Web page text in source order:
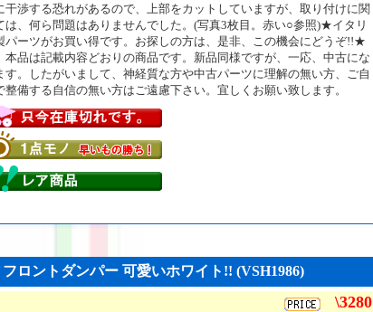
干渉する恐れがあるので、上部をカットしていますが、取り付けに関
は、何ら問題はありませんでした。(写真3枚目。赤い○参照)★イタリ
パーツがお買い得です。お探しの方は、是非、この機会にどうぞ!!★
本品は記載内容どおりの商品です。新品同様ですが、一応、中古にな
す。したがいまして、神経質な方や中古パーツに理解の無い方、ご自
整備する自信の無い方はご遠慮下さい。宜しくお願い致します。
ロントダンパー 可愛いホワイト!! (VSH1986)
\3280